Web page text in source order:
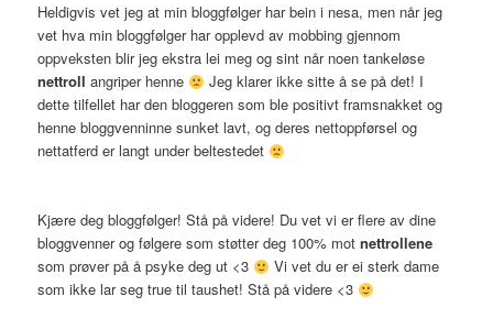
Heldigvis vet jeg at min bloggfølger har bein i nesa, men når jeg
vet hva min bloggfølger har opplevd av mobbing gjennom
oppveksten blir jeg ekstra lei meg og sint når noen tankeløse
nettroll angriper henne
Jeg klarer ikke sitte å se på det! I
dette tilfellet har den bloggeren som ble positivt framsnakket og
henne bloggvenninne sunket lavt, og deres nettoppførsel og
nettatferd er langt under beltestedet
Kjære deg bloggfølger! Stå på videre! Du vet vi er flere av dine
bloggvenner og følgere som støtter deg 100% motnettrollene
som prøver på å psyke deg ut <3
Vi vet du er ei sterk dame
som ikke lar seg true til taushet! Stå på videre <3